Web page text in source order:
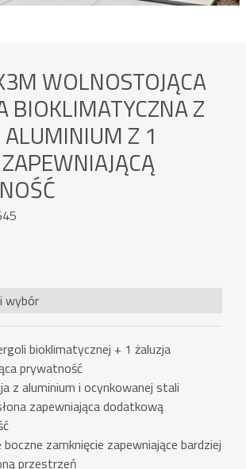
WOLNOSTOJĄCA
BIOKLIMATYCZNA Z
Z 1
wybór
bioklimatycznej + 1 żaluzja
prywatność
z aluminium i ocynkowanej stali
zapewniająca dodatkową
boczne zamknięcie zapewniające bardziej
przestrzeń